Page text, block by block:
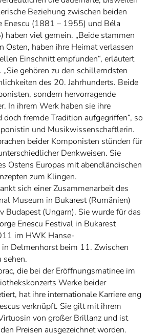
Beziehung zwischen beiden
Enescu (1881 – 1955) und Béla
viel gemein. „Beide stammen
Osten, haben ihre Heimat verlassen
Einschnitt empfunden“, erläutert
gehören zu den schillerndsten
des 20. Jahrhunderts. Beide
sondern hervorragende
In ihrem Werk haben sie ihre
fremde Tradition aufgegriffen“, so
und Musikwissenschaftlerin.
beider Komponisten stünden für
Denkweisen. Sie
Ostens Europas mit abendländischen
zum Klingen.
sich einer Zusammenarbeit des
Museum in Bukarest (Rumänien)
Budapest (Ungarn). Sie wurde für das
Enescu Festival in Bukarest
im HWK Hanse-
Delmenhorst beim 11. Zwischen
sehen.
die bei der Eröffnungsmatinee im
Werke beider
hat ihre internationale Karriere eng
verknüpft. Sie gilt mit ihrem
von großer Brillanz und ist
Preisen ausgezeichnet worden.